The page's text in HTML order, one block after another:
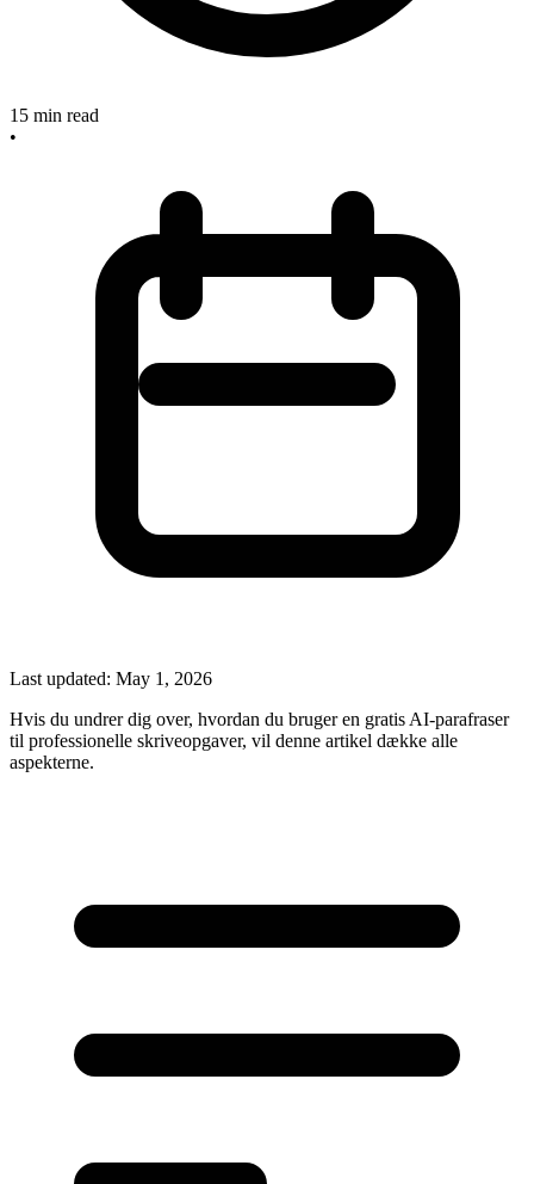
15 min read
•
Last updated: May 1, 2026
Hvis du undrer dig over, hvordan du bruger en gratis AI-parafraser
til professionelle skriveopgaver, vil denne artikel dække alle
aspekterne.